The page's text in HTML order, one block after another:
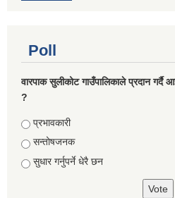
Poll
वारपाक सुलीकोट गाउँपालिकाले प्रदान गर्दै
?
Choices
प्रभावकारी
सन्तोषजनक
सुधार गर्नुपर्ने धेरै छन